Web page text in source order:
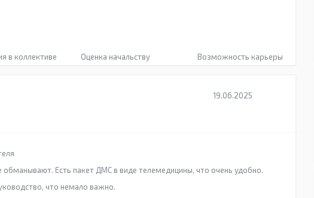
в коллективе Оценка начальству Возможность карьеры
19.06.2025
Есть пакет ДМС в виде телемедицины, что очень удобно.
что немало важно.